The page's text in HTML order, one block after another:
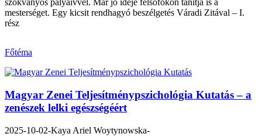
szokványos pályaívvel. Már jó ideje felsőfokon tanítja is a
mesterséget. Egy kicsit rendhagyó beszélgetés Váradi Zitával – I.
rész
Főtéma
Magyar Zenei Teljesítménypszichológia Kutatás – a
zenészek lelki egészségéért
2025-10-02-Kaya Ariel Woytynowska-